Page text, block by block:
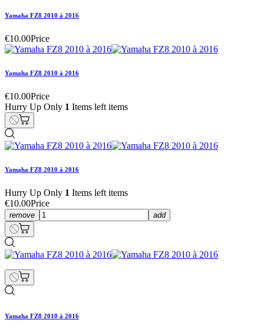
Yamaha FZ8 2010 à 2016
€10.00Price
Yamaha FZ8 2010 à 2016
€10.00Price
Hurry Up Only 1 Items left items
Yamaha FZ8 2010 à 2016
Hurry Up Only 1 Items left items
€10.00Price
remove add
Yamaha FZ8 2010 à 2016